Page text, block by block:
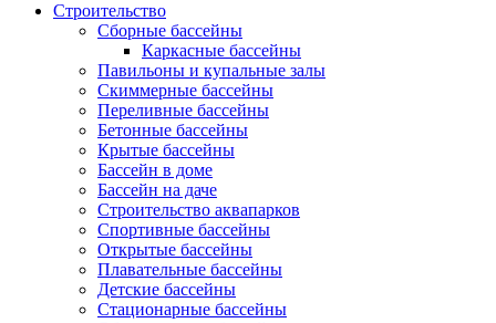
Строительство
Сборные бассейны
Каркасные бассейны
Павильоны и купальные залы
Скиммерные бассейны
Переливные бассейны
Бетонные бассейны
Крытые бассейны
Бассейн в доме
Бассейн на даче
Строительство аквапарков
Спортивные бассейны
Открытые бассейны
Плавательные бассейны
Детские бассейны
Стационарные бассейны